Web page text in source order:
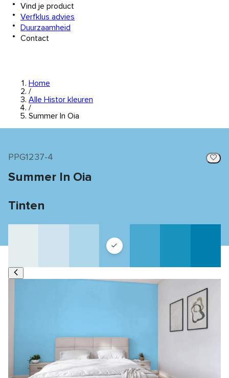
Vind je product
Verfklus advies
Duurzaamheid
Contact
Home
/
Alle Histor kleuren
/
Summer In Oia
PPG1237-4
Summer In Oia
Tinten